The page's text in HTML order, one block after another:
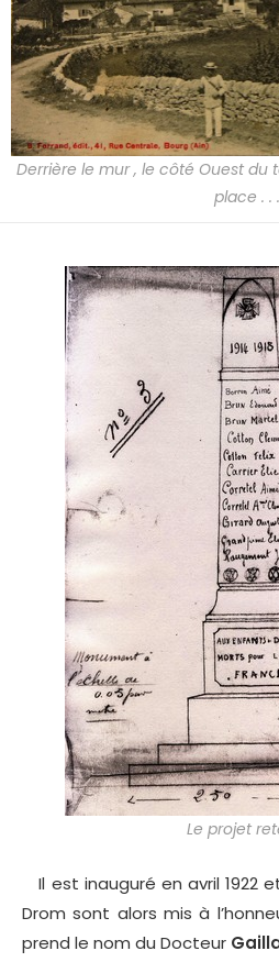
Derrière le mur , le côté Ouest
place . . .
Le projet
Il est inauguré en avril 1922
Drom sont alors mis à
prend le nom du Docteur